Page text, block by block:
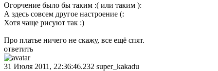
Огорчение было бы таким :( или таким ):
А здесь совсем другое настроение (:
Хотя чаще рисуют так :)
Про платье ничего не скажу, все ещё спят.
ответить
31 Июля 2011, 22:36:46.232 super_kakadu